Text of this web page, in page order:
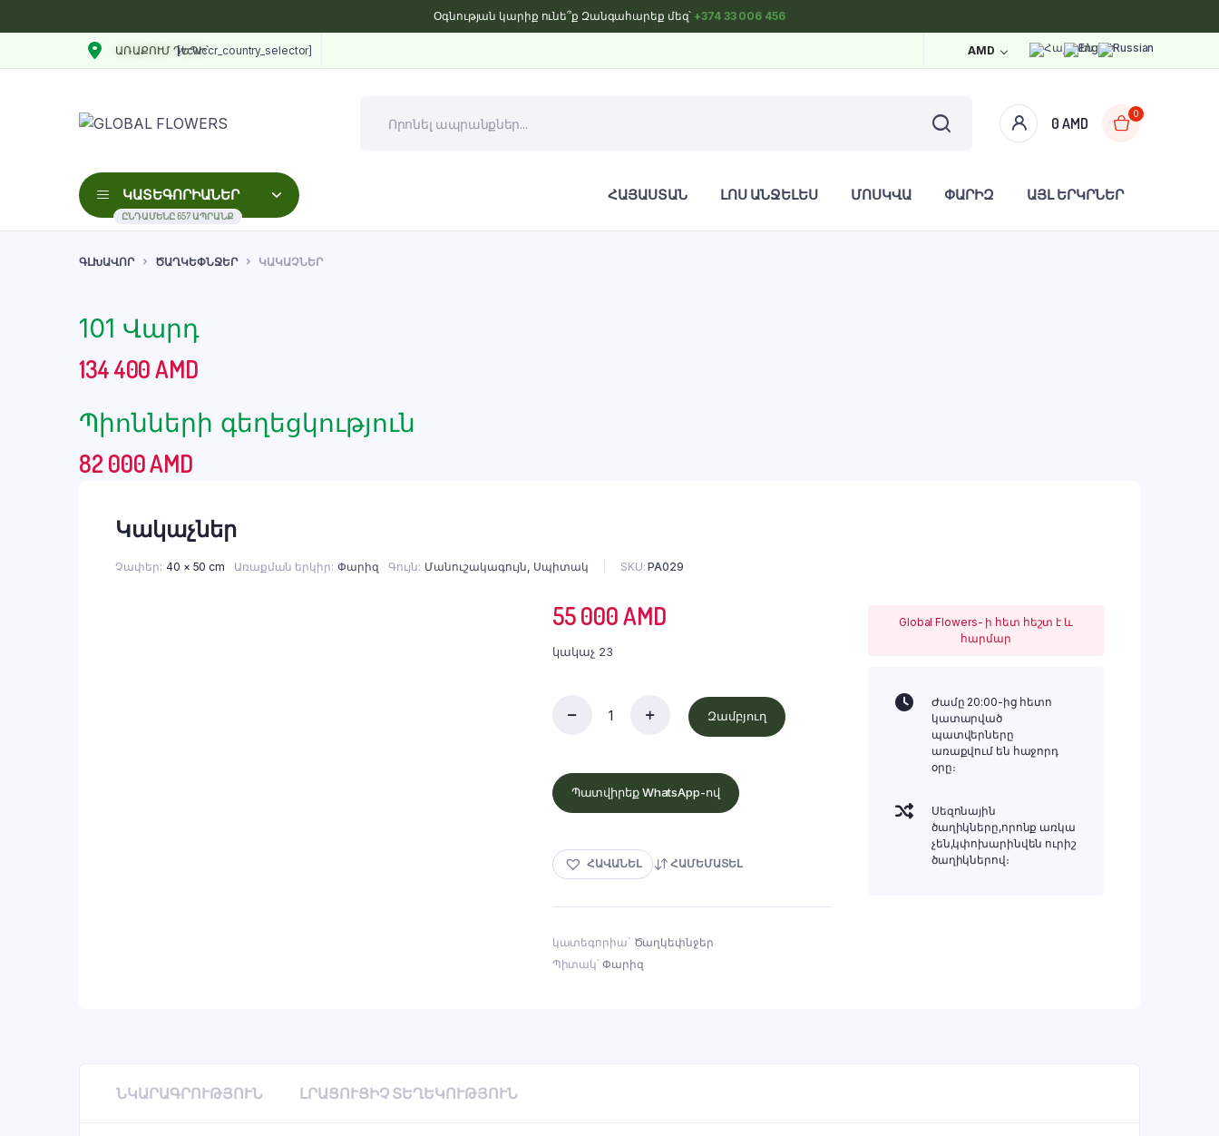
Օգնության կարիք ունե՞ք Զանգահարեք մեզ՝ +374 33 006 456
ԱՌԱՔՈՒՄ ԴԵՊԻ՝[vcwccr_country_selector] AMD
0 AMD
0
ԿԱՏԵԳՈՐԻԱՆԵՐ
ԸՆԴԱՄԵՆԸ 657 ԱՊՐԱՆՔ
ՀԱՅԱՍՏԱՆ ԼՈՍ ԱՆՋԵԼԵՍ ՄՈՍԿՎԱ ՓԱՐԻԶ ԱՅԼ ԵՐԿՐՆԵՐ
ԳԼԽԱՎՈՐ ԾԱՂԿԵՓՆՋԵՐ ԿԱԿԱՉՆԵՐ
101 Վարդ
134 400AMD
Պիոնների գեղեցկություն
82 000AMD
Կակաչներ
Չափեր 40 × 50 cm Առաքման երկիր Փարիզ Գույն Մանուշակագույն, Սպիտակ SKU: PA029
55 000AMD
կակաչ 23
Զամբյուղ
Պատվիրեք WhatsApp-ով
ՀԱՎԱՆԵԼ ՀԱՄԵՄԱՏԵԼ
կատեգորիա` Ծաղկեփնջեր
Պիտակ՝ Փարիզ
Global Flowers- ի հետ հեշտ է և
հարմար
Ժամը 20:00-ից հետո
կատարված
պատվերները
առաքվում են հաջորդ
օրը։
Սեզոնային
ծաղիկները,որոնք առկա
չեն,կփոխարինվեն ուրիշ
ծաղիկներով։
ՆԿԱՐԱԳՐՈՒԹՅՈՒՆ ԼՐԱՑՈՒՑԻՉ ՏԵՂԵԿՈՒԹՅՈՒՆ